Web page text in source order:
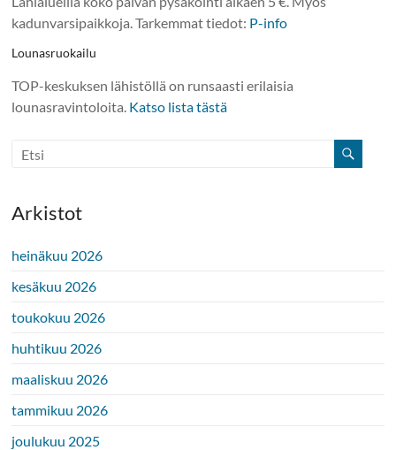
kadunvarsipaikkoja. Tarkemmat tiedot: P-info
Lounasruokailu
TOP-keskuksen lähistöllä on runsaasti erilaisia
lounasravintoloita. Katso lista tästä
Arkistot
heinäkuu 2026
kesäkuu 2026
toukokuu 2026
huhtikuu 2026
maaliskuu 2026
tammikuu 2026
joulukuu 2025